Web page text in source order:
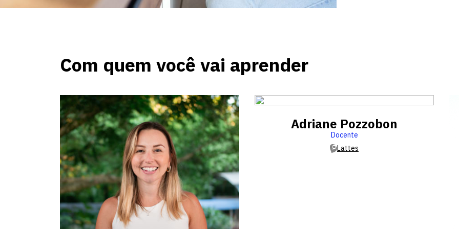
Com quem você vai aprender
Adriane Pozzobon
Docente
Lattes